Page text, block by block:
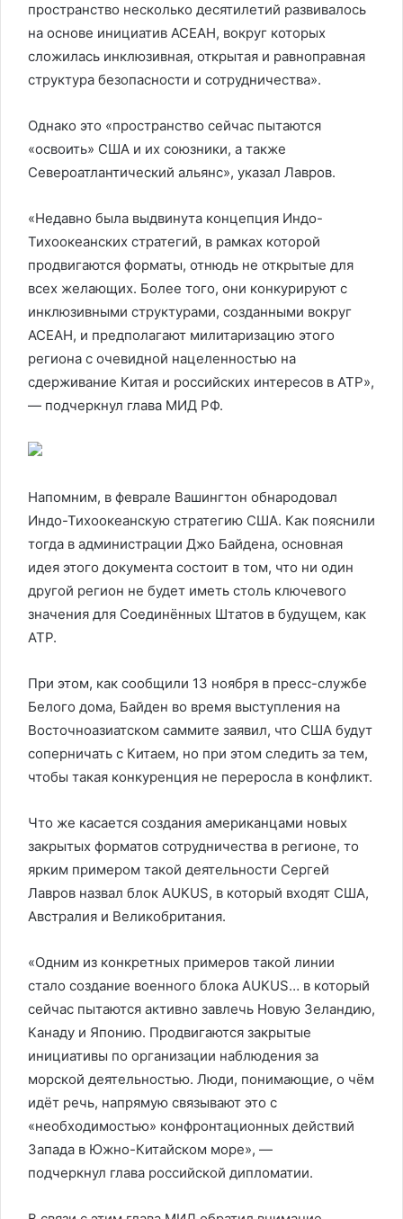
пространство несколько десятилетий развивалось
на основе инициатив АСЕАН, вокруг которых
сложилась инклюзивная, открытая и равноправная
структура безопасности и сотрудничества».
Однако это «пространство сейчас пытаются
«освоить» США и их союзники, а также
Североатлантический альянс», указал Лавров.
«Недавно была выдвинута концепция Индо-
Тихоокеанских стратегий, в рамках которой
продвигаются форматы, отнюдь не открытые для
всех желающих. Более того, они конкурируют с
инклюзивными структурами, созданными вокруг
АСЕАН, и предполагают милитаризацию этого
региона с очевидной нацеленностью на
сдерживание Китая и российских интересов в АТР»,
— подчеркнул глава МИД РФ.
Напомним, в феврале Вашингтон обнародовал
Индо-Тихоокеанскую стратегию США. Как пояснили
тогда в администрации Джо Байдена, основная
идея этого документа состоит в том, что ни один
другой регион не будет иметь столь ключевого
значения для Соединённых Штатов в будущем, как
АТР.
При этом, как сообщили 13 ноября в пресс-службе
Белого дома, Байден во время выступления на
Восточноазиатском саммите заявил, что США будут
соперничать с Китаем, но при этом следить за тем,
чтобы такая конкуренция не переросла в конфликт.
Что же касается создания американцами новых
закрытых форматов сотрудничества в регионе, то
ярким примером такой деятельности Сергей
Лавров назвал блок AUKUS, в который входят США,
Австралия и Великобритания.
«Одним из конкретных примеров такой линии
стало создание военного блока AUKUS… в который
сейчас пытаются активно завлечь Новую Зеландию,
Канаду и Японию. Продвигаются закрытые
инициативы по организации наблюдения за
морской деятельностью. Люди, понимающие, о чём
идёт речь, напрямую связывают это с
«необходимостью» конфронтационных действий
Запада в Южно-Китайском море», —
подчеркнул глава российской дипломатии.